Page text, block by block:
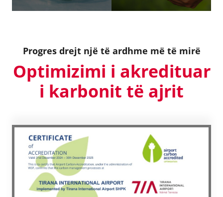
Progres drejt një të ardhme më të mirë
Optimizimi i akredituar
i karbonit të ajrit